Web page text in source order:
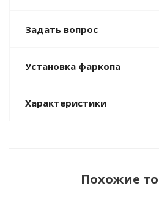
Задать вопрос
Установка фаркопа
Характеристики
Похожие